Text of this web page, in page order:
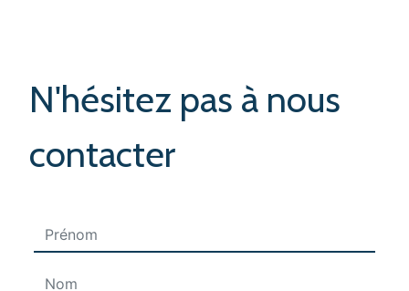
N'hésitez pas à nous
contacter